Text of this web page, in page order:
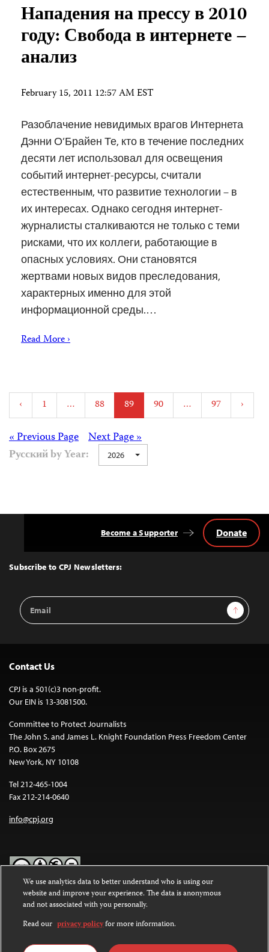
Нападения на прессу в 2010
году: Свобода в интернете –
анализ
February 15, 2011 12:57 AM EST
Разоблачение невидимых врагов Интернета
Дэнни О’Брайен Те, кто в течение последних
десяти лет использовал для освещения
событий интернет-ресурсы, считали
естественным, что развитие технологии – в
их интересах. Однако сегодня интернет-
журналисты сталкиваются не только с теми
рисками, что их коллеги, работающие в
опасных условиях. Они становятся
жертвами новых видов преследования,
характерных именно для этой
информационной среды.…
Read More ›
Posts
pagination
‹ 1 … 88 89 90 … 97 ›
Posts
navigation
Next Page »
« Previous Page
Русский by Year:
2026
Top
Subscribe to CPJ Newsletters:
Email
Address
Sign Up
Become a Supporter Donate
Contact Us
CPJ is a 501(c)3 non-profit.
Our EIN is 13-3081500.
Committee to Protect Journalists
The John S. and James L. Knight Foundation Press Freedom Center
P.O. Box 2675
New York, NY 10108
Tel 212-465-1004
Fax 212-214-0640
info@cpj.org
Except where noted, text on this website is licensed under a
Commons Attribution-NonCommercial-NoDerivatives 4.0
International License.
Images and other media are not covered by the Creative Commons
We use analytics data to better understand who is using our
website and improve your experience. The data is anonymous
and not associated with you personally.
Read our privacy policyfor more information.